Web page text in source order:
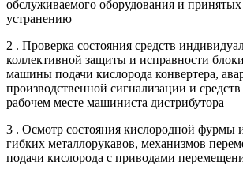
обслуживаемого оборудования и
устранению
2 . Проверка состояния средств
коллективной защиты и исправности
машины подачи кислорода конвертера,
производственной сигнализации и средств
рабочем месте машиниста дистрибутора
3 . Осмотр состояния кислородной фурмы
гибких металлорукавов, механизмов
подачи кислорода с приводами